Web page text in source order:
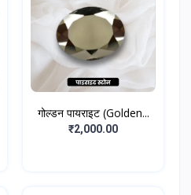
गोल्डन पायराइट (Golden...
₹2,000.00